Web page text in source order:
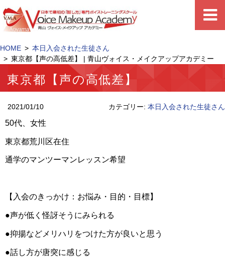
HOME
本日入会された生徒さん
東京都【声の高低差】 | 青山ヴォイス・メイクアップアカデミー
東京都【声の高低差】
2021/01/10 カテゴリー: 本日入会された生徒さん
50代、女性
東京都荒川区在住
通学のマンツーマンレッスン希望
【入会のきっかけ：お悩み・目的・目標】
●声が低く怪訝そうにみられる
●抑揚などメリハリをつけた方が良いと思う
●話し方が唐突に感じる